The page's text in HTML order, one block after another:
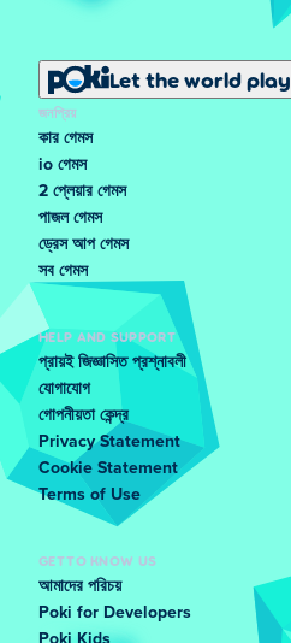
Let the world play
জনপ্রিয়
কার গেমস
io গেমস
2 প্লেয়ার গেমস
পাজল গেমস
ড্রেস আপ গেমস
সব গেমস
HELP AND SUPPORT
প্রায়ই জিজ্ঞাসিত প্রশ্নাবলী
যোগাযোগ
গোপনীয়তা কেন্দ্র
Privacy Statement
Cookie Statement
Terms of Use
GET TO KNOW US
আমাদের পরিচয়
Poki for Developers
Poki Kids